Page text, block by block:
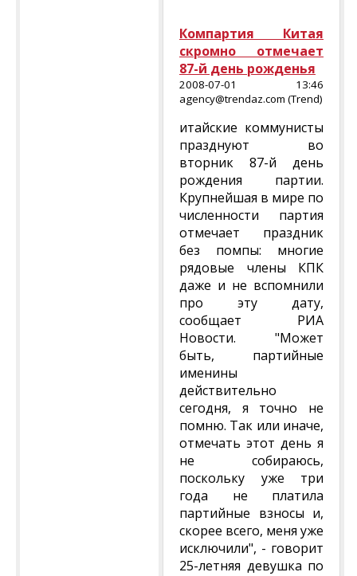
Компартия Китая
скромно отмечает
87-й день рожденья
2008-07-01 13:46
agency@trendaz.com (Trend)
итайские коммунисты
празднуют во
вторник 87-й день
рождения партии.
Крупнейшая в мире по
численности партия
отмечает праздник
без помпы: многие
рядовые члены КПК
даже и не вспомнили
про эту дату,
сообщает РИА
Новости. "Может
быть, партийные
именины
действительно
сегодня, я точно не
помню. Так или иначе,
отмечать этот день я
не собираюсь,
поскольку уже три
года не платила
партийные взносы и,
скорее всего, меня уже
исключили", - говорит
25-летняя девушка по